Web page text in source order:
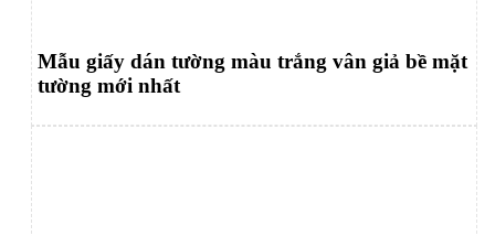
Mẫu giấy dán tường màu trắng vân giả bề mặt
tường mới nhất